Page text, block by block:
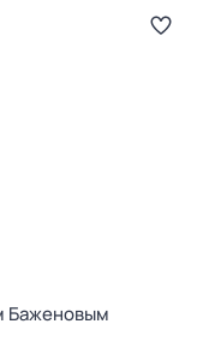
Баженовым